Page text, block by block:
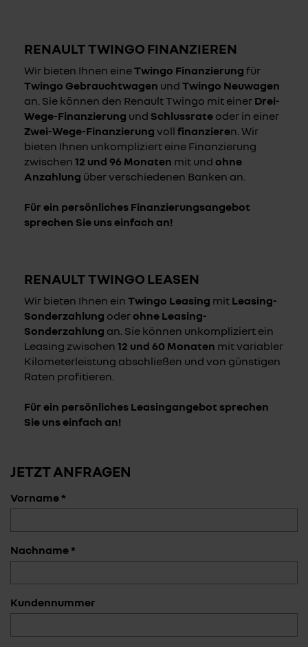
RENAULT TWINGO FINANZIEREN
Wir bieten Ihnen eineTwingo Finanzierung für
Twingo Gebrauchtwagen und Twingo Neuwagen
an. Sie können den Renault Twingo mit einer Drei-
Wege-Finanzierung und Schlussrate oder in einer
Zwei-Wege-Finanzierung voll finanzieren. Wir
bieten Ihnen unkompliziert eine Finanzierung
zwischen 12 und 96 Monaten mit und ohne
Anzahlung über verschiedenen Banken an.
Für ein persönliches Finanzierungsangebot
sprechen Sie uns einfach an!
RENAULT TWINGO LEASEN
Wir bieten Ihnen ein Twingo Leasing mit Leasing-
Sonderzahlung oderohne Leasing-
Sonderzahlung an. Sie können unkompliziert ein
Leasing zwischen 12 und 60 Monaten mit variabler
Kilometerleistung abschließen und von günstigen
Raten profitieren.
Für ein persönliches Leasingangebot sprechen
Sie uns einfach an!
JETZT ANFRAGEN
Vorname *
Nachname *
Kundennummer